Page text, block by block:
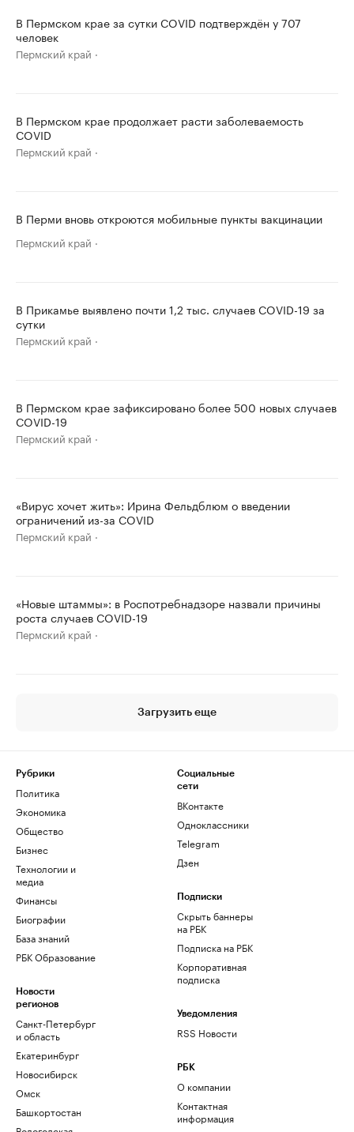
В Пермском крае за сутки COVID подтверждён у 707
человек
Пермский край
В Пермском крае продолжает расти заболеваемость
COVID
Пермский край
В Перми вновь откроются мобильные пункты вакцинации
Пермский край
В Прикамье выявлено почти 1,2 тыс. случаев COVID-19 за
сутки
Пермский край
В Пермском крае зафиксировано более 500 новых случаев
COVID-19
Пермский край
«Вирус хочет жить»: Ирина Фельдблюм о введении
ограничений из-за COVID
Пермский край
«Новые штаммы»: в Роспотребнадзоре назвали причины
роста случаев COVID-19
Пермский край
Загрузить еще
Рубрики
Политика
Экономика
Общество
Бизнес
Технологии и
медиа
Финансы
Биографии
База знаний
РБК Образование
Новости
регионов
Санкт-Петербург
и область
Екатеринбург
Новосибирск
Омск
Башкортостан
Социальные
сети
ВКонтакте
Одноклассники
Telegram
Дзен
Подписки
Скрыть баннеры
на РБК
Подписка на РБК
Корпоративная
подписка
Уведомления
RSS Новости
РБК
О компании
Контактная
информация